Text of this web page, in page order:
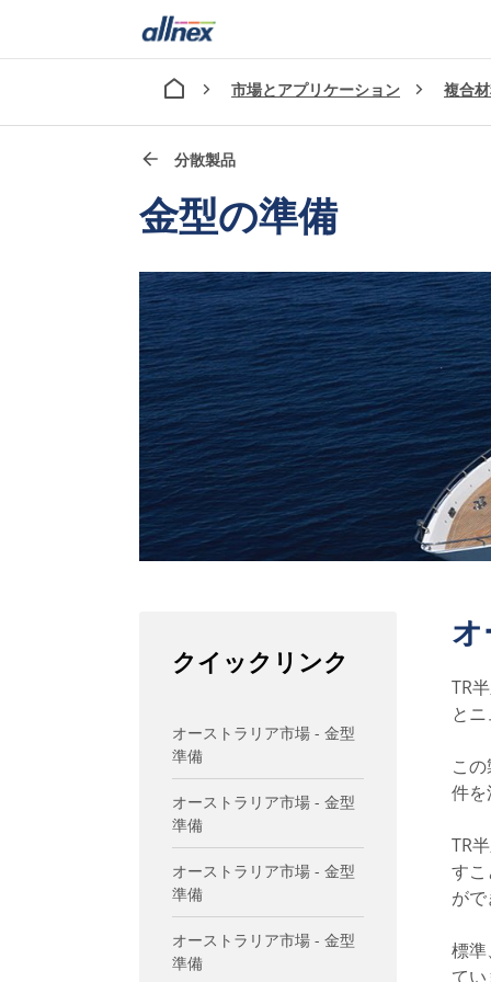
市場とアプリケーション 複合
分散製品
金型の準備
クイックリンク
オーストラリア市場 - 金型
準備
オーストラリア市場 - 金型
準備
オーストラリア市場 - 金型
準備
オーストラリア市場 - 金型
準備
TR
と
こ
件
TR
す
が
標
て